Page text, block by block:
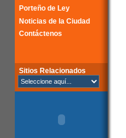
Porteño de Ley
Noticias de la Ciudad
Contáctenos
Sitios Relacionados